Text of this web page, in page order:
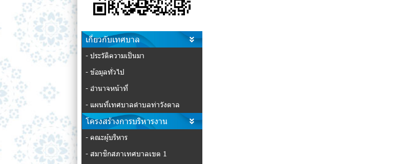
เกี่ยวกับเทศบาล
- ประวัติความเป็นมา
- ข้อมูลทั่วไป
- อำนาจหน้าที่
- แผนที่เทศบาลตำบลท่าวังตาล
โครงสร้างการบริหารงาน
- คณะผู้บริหาร
- สมาชิกสภาเทศบาลเขต 1